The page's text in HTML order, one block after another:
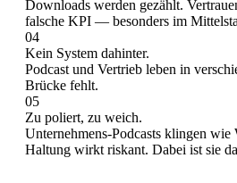
Downloads werden gezählt.
falsche KPI — besonders im
04
Kein System dahinter.
Podcast und Vertrieb leben in
Brücke fehlt.
05
Zu poliert, zu weich.
Unternehmens-Podcasts klingen wie
Haltung wirkt riskant. Dabei ist sie